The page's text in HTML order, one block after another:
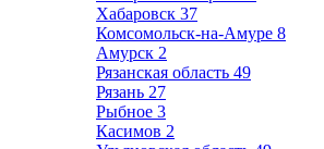
Хабаровск 37
Комсомольск-на-Амуре 8
Амурск 2
Рязанская область 49
Рязань 27
Рыбное 3
Касимов 2